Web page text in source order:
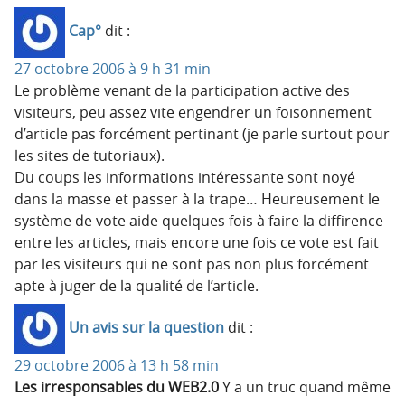
Cap° dit :
27 octobre 2006 à 9 h 31 min
Le problème venant de la participation active des
visiteurs, peu assez vite engendrer un foisonnement
d’article pas forcément pertinant (je parle surtout pour
les sites de tutoriaux).
Du coups les informations intéressante sont noyé
dans la masse et passer à la trape… Heureusement le
système de vote aide quelques fois à faire la diffirence
entre les articles, mais encore une fois ce vote est fait
par les visiteurs qui ne sont pas non plus forcément
apte à juger de la qualité de l’article.
Un avis sur la question dit :
29 octobre 2006 à 13 h 58 min
Les irresponsables du WEB2.0Y a un truc quand même